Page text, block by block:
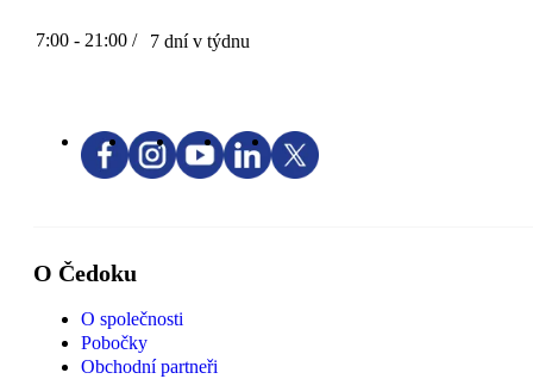
7:00 - 21:00 / 7 dní v týdnu
O Čedoku
O společnosti
Pobočky
Obchodní partneři